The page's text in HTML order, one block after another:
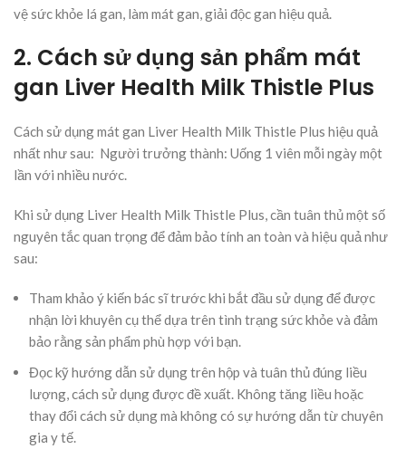
vệ sức khỏe lá gan, làm mát gan, giải độc gan hiệu quả.
2. Cách sử dụng sản phẩm mát
gan Liver Health Milk Thistle Plus
Cách sử dụng mát gan Liver Health Milk Thistle Plus hiệu quả
nhất như sau: Người trưởng thành: Uống 1 viên mỗi ngày một
lần với nhiều nước.
Khi sử dụng Liver Health Milk Thistle Plus, cần tuân thủ một số
nguyên tắc quan trọng để đảm bảo tính an toàn và hiệu quả như
sau:
Tham khảo ý kiến bác sĩ trước khi bắt đầu sử dụng để được
nhận lời khuyên cụ thể dựa trên tình trạng sức khỏe và đảm
bảo rằng sản phẩm phù hợp với bạn.
Đọc kỹ hướng dẫn sử dụng trên hộp và tuân thủ đúng liều
lượng, cách sử dụng được đề xuất. Không tăng liều hoặc
thay đổi cách sử dụng mà không có sự hướng dẫn từ chuyên
gia y tế.